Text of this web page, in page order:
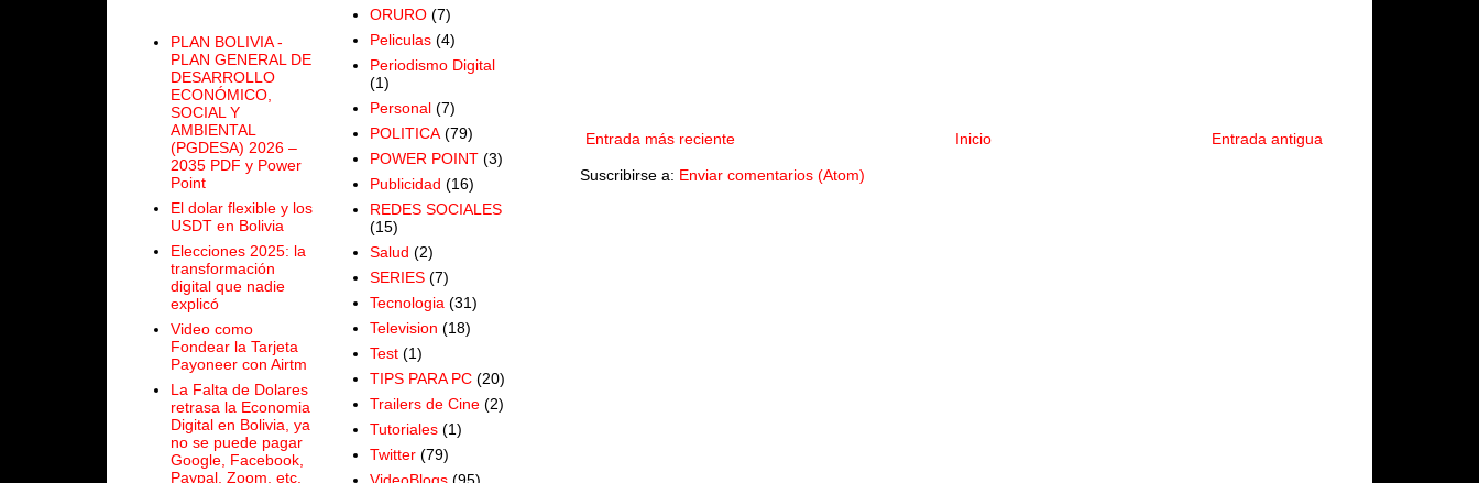
Entrada más reciente Entrada antigua
Inicio
Suscribirse a: Enviar comentarios (Atom)
PLAN BOLIVIA -
PLAN GENERAL DE
DESARROLLO
ECONÓMICO,
SOCIAL Y
AMBIENTAL
(PGDESA) 2026 –
2035 PDF y Power
Point
El dolar flexible y los
USDT en Bolivia
Elecciones 2025: la
transformación
digital que nadie
explicó
Video como
Fondear la Tarjeta
Payoneer con Airtm
La Falta de Dolares
retrasa la Economia
Digital en Bolivia, ya
no se puede pagar
Google, Facebook,
Paypal, Zoom, etc.
ORURO (7)
Peliculas (4)
Periodismo Digital
(1)
Personal (7)
POLITICA (79)
POWER POINT (3)
Publicidad (16)
REDES SOCIALES
(15)
Salud (2)
SERIES (7)
Tecnologia (31)
Television (18)
Test (1)
TIPS PARA PC (20)
Trailers de Cine (2)
Tutoriales (1)
Twitter (79)